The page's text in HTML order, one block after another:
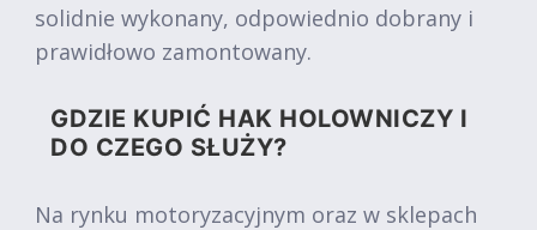
solidnie wykonany, odpowiednio dobrany i
prawidłowo zamontowany.
GDZIE KUPIĆ HAK HOLOWNICZY I
DO CZEGO SŁUŻY?
Na rynku motoryzacyjnym oraz w sklepach